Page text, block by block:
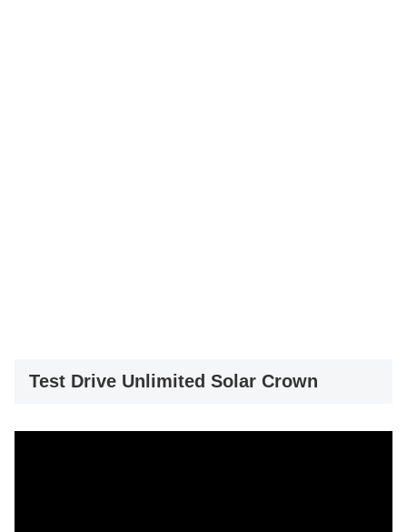
Test Drive Unlimited Solar Crown